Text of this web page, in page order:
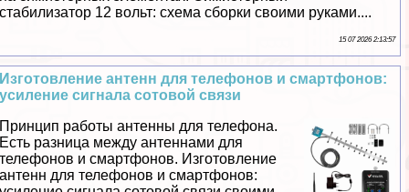
стабилизатор 12 вольт: схема сборки своими руками....
15 07 2026 2:13:57
Изготовление антенн для телефонов и смартфонов:
усиление сигнала сотовой связи
Принцип работы антенны для телефона.
Есть разница между антеннами для
телефонов и смартфонов. Изготовление
антенн для телефонов и смартфонов: